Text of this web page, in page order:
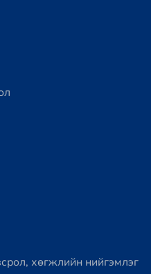
хөгжлийн нийгэмлэг